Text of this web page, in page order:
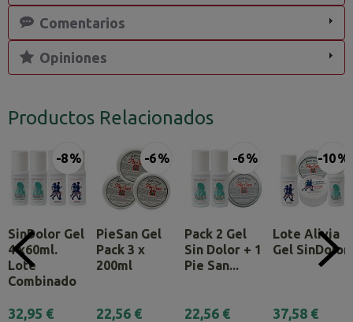
Comentarios
Opiniones
Productos Relacionados
-8 %
SinDolor Gel
4 x60ml.
Lote
Combinado
32,95 €
-6 %
PieSan Gel
Pack 3 x
200ml
22,56 €
-6 %
Pack 2 Gel
Sin Dolor + 1
Pie San...
22,56 €
-10 %
Lote Alivia
Gel SinDolor
37,58 €